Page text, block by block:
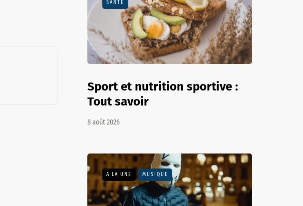
SANTÉ
Sport et nutrition sportive :
Tout savoir
8 août 2026
A LA UNE MUSIQUE